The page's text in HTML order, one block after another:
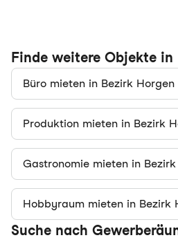
Finde weitere Objekte in
Büro mieten in Bezirk Horgen
Produktion mieten in Bezirk
Gastronomie mieten in
Hobbyraum mieten in Bezirk
Suche nach